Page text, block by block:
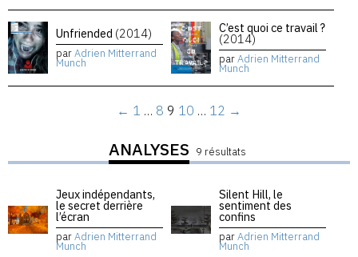
Unfriended (2014)
parAdrien Mitterrand
Munch
C’est quoi ce travail ?
(2014)
parAdrien Mitterrand
Munch
← 1 … 8 9 10 … 12 →
ANALYSES 9 résultats
Jeux indépendants,
le secret derrière
l’écran
parAdrien Mitterrand
Munch
Silent Hill, le
sentiment des
confins
parAdrien Mitterrand
Munch